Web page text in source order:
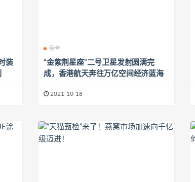
装
综合
“金紫荆星座”二号卫星发射圆满完
成，香港航天奔往万亿空间经济蓝海
2021-10-18